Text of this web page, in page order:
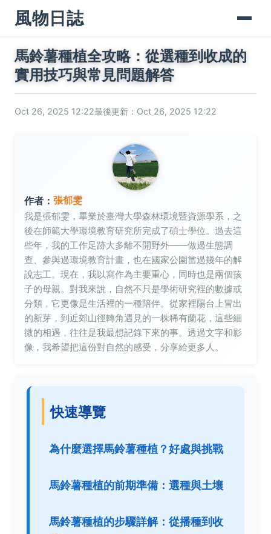
風物日誌
馬鈴薯種植全攻略：從選種到收成的
實用技巧與常見問題解答
Oct 26, 2025 12:22最後更新：Oct 26, 2025 12:22
作者： 張郁雯
我是張郁雯，畢業於臺灣大學森林環境暨資源學系，之
後在師範大學環境教育研究所完成了碩士學位。過去這
些年，我的工作足跡大多離不開野外——做過生態調
查、參與過環境教育計畫，也在國家公園當過幾年的解
說志工。現在，我以寫作為主要重心，同時也是兩個孩
子的母親。對我來說，自然不只是學術研究裡的數據或
分類，它更像是生活裡的一種陪伴。從家裡陽台上冒出
的新芽，到近郊山徑轉角遇見的一株稀有蘭花，這些細
微的相遇，往往是我最想記錄下來的事。透過文字和影
像，我希望把這份對自然的感受，分享給更多人。
快速導覽
為什麼選擇馬鈴薯種植？好處與挑戰
馬鈴薯種植的前期準備：選種與土壤
馬鈴薯種植的步驟詳解：從播種到收